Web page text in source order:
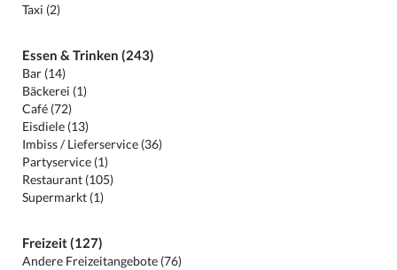
Taxi (2)
Essen & Trinken (243)
Bar (14)
Bäckerei (1)
Café (72)
Eisdiele (13)
Imbiss / Lieferservice (36)
Partyservice (1)
Restaurant (105)
Supermarkt (1)
Freizeit (127)
Andere Freizeitangebote (76)